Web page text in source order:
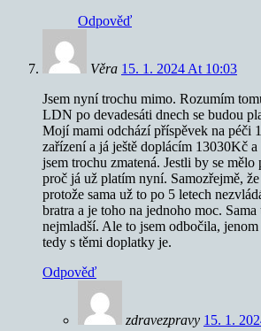
Odpověď
Věra 15. 1. 2024 At 10:03
Jsem nyní trochu mimo. Rozumím
LDN po devadesáti dnech se budou
Mojí mami odchází příspěvek na péči
zařízení a já ještě doplácím 13030Kč
jsem trochu zmatená. Jestli by se
proč já už platím nyní. Samozřejmě,
protože sama už to po 5 letech
bratra a je toho na jednoho moc. Sama
nejmladší. Ale to jsem odbočila,
tedy s těmi doplatky je.
Odpověď
zdravezpravy 15. 1.